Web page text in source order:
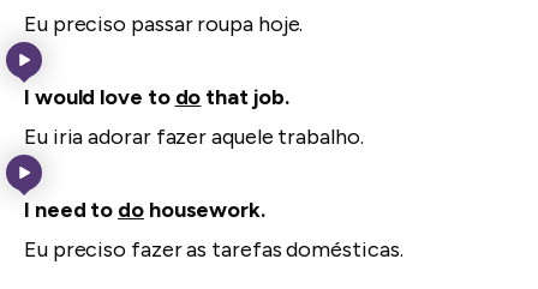
Eu preciso passar roupa hoje.
I would love to do that job.
Eu iria adorar fazer aquele trabalho.
I need to dohousework.
Eu preciso fazer as tarefas domésticas.